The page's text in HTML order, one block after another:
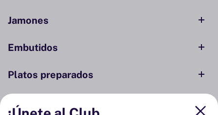
Jamones
Embutidos
Platos preparados
Conservas y ahumados